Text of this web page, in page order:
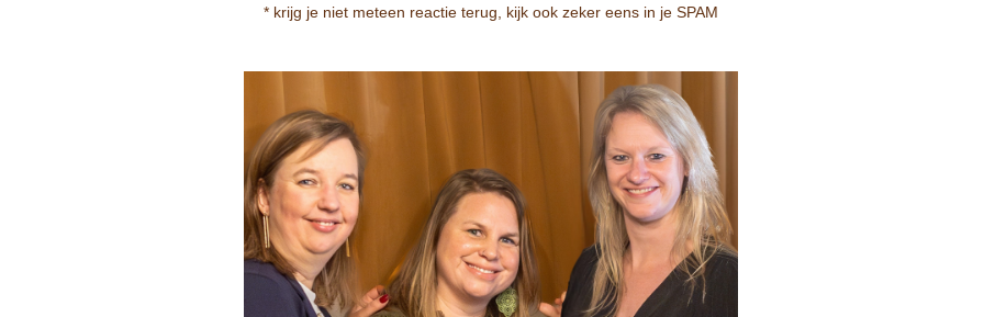
* krijg je niet meteen reactie terug, kijk ook zeker eens in je SPAM